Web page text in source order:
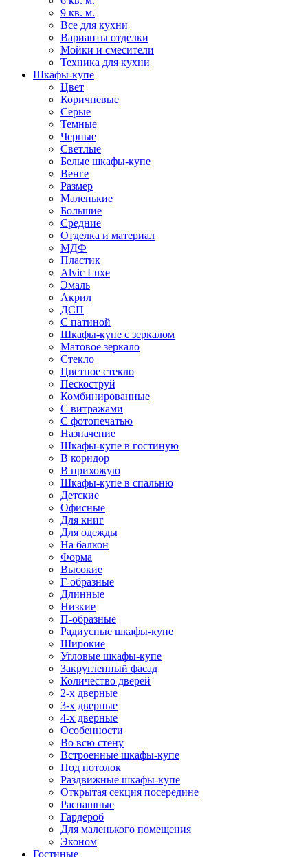
9 кв. м.
Все для кухни
Варианты отделки
Мойки и смесители
Техника для кухни
Шкафы-купе
Цвет
Коричневые
Серые
Темные
Черные
Светлые
Белые шкафы-купе
Венге
Размер
Маленькие
Большие
Средние
Отделка и материал
МДФ
Пластик
Alvic Luxe
Эмаль
Акрил
ДСП
С патиной
Шкафы-купе с зеркалом
Матовое зеркало
Стекло
Цветное стекло
Пескоструй
Комбинированные
С витражами
С фотопечатью
Назначение
Шкафы-купе в гостиную
В коридор
В прихожую
Шкафы-купе в спальню
Детские
Офисные
Для книг
Для одежды
На балкон
Форма
Высокие
Г-образные
Длинные
Низкие
П-образные
Радиусные шкафы-купе
Широкие
Угловые шкафы-купе
Закругленный фасад
Количество дверей
2-х дверные
3-х дверные
4-х дверные
Особенности
Во всю стену
Встроенные шкафы-купе
Под потолок
Раздвижные шкафы-купе
Открытая секция посередине
Распашные
Гардероб
Для маленького помещения
Эконом
Гостиные